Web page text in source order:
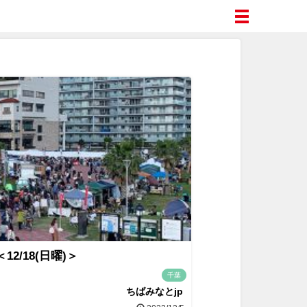
12/18(日曜)＞
千葉
ちばみなとjp